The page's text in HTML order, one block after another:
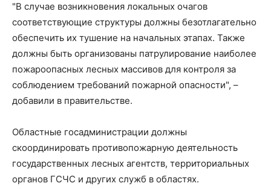
"В случае возникновения локальных очагов
соответствующие структуры должны безотлагательно
обеспечить их тушение на начальных этапах. Также
должны быть организованы патрулирование наиболее
пожароопасных лесных массивов для контроля за
соблюдением требований пожарной опасности", –
добавили в правительстве.
Областные госадминистрации должны
скоординировать противопожарную деятельность
государственных лесных агентств, территориальных
органов ГСЧС и других служб в областях.